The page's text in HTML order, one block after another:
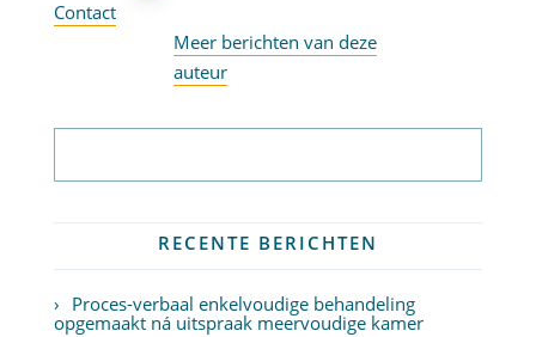
Contact
Meer berichten van deze
auteur
RECENTE BERICHTEN
Proces-verbaal enkelvoudige behandeling
opgemaakt ná uitspraak meervoudige kamer